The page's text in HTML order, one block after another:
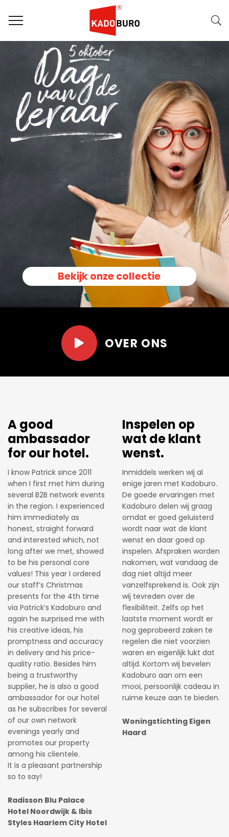
Bekijk onze collectie
OVER ONS
A good
ambassador
for our hotel.
I know Patrick since 2011
when I first met him during
several B2B network events
in the region. I experienced
him immediately as
honest, straight forward
and interested which, not
long after we met, showed
to be his personal core
values! This year I ordered
our staff’s Christmas
presents for the 4th time
via Patrick’s Kadoburo and
again he surprised me with
his creative ideas, his
promptness and accuracy
in delivery and his price-
quality ratio. Besides him
being a trustworthy
supplier, he is also a good
ambassador for our hotel
as he subscribes for several
of our own network
evenings yearly and
promotes our property
among his clientele.
It is a pleasant partnership
so to say!
Radisson Blu Palace
Hotel Noordwijk & Ibis
Styles Haarlem City Hotel
Inspelen op
wat de klant
wenst.
Inmiddels werken wij al
enige jaren met Kadoburo.
De goede ervaringen met
Kadoburo delen wij graag
omdat er goed geluisterd
wordt naar wat de klant
wenst en daar goed op
inspelen. Afspraken worden
nakomen, wat vandaag de
dag niet altijd meer
vanzelfsprekend is. Ook zijn
wij tevreden over de
flexibiliteit. Zelfs op het
laatste moment wordt er
nog geprobeerd zaken te
regelen die niet voorzien
waren en eigenlijk lukt dat
altijd. Kortom wij bevelen
Kadoburo aan om een
mooi, persoonlijk cadeau in
ruime keuze aan te bieden.
Woningstichting Eigen
Haard